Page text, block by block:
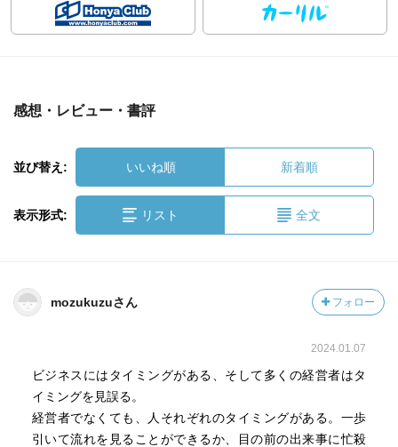
感想・レビュー・書評
並び替え: いいね順 新着順
表示形式: リスト 全文
mozukuzuさん フォロー
2024.01.07
ビジネスにはタイミングがある、そして多くの経営者はタ
イミングを見誤る。
経営者でなくても、人それぞれのタイミングがある。一歩
引いて流れを見ることができるか、目の前の出来事に忙殺